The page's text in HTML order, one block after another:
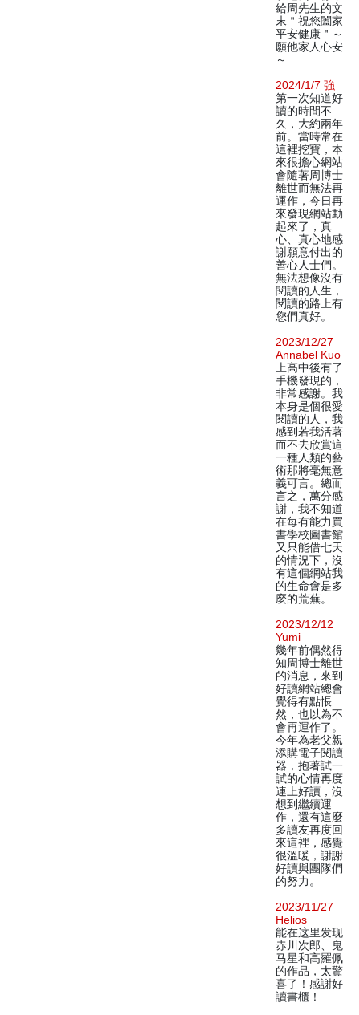
給周先生的文
末＂祝您闔家
平安健康＂～
願他家人心安
～
2024/1/7 強
第一次知道好
讀的時間不
久，大約兩年
前。當時常在
這裡挖寶，本
來很擔心網站
會隨著周博士
離世而無法再
運作，今日再
來發現網站動
起來了，真
心、真心地感
謝願意付出的
善心人士們。
無法想像沒有
閱讀的人生，
閱讀的路上有
您們真好。
2023/12/27
Annabel Kuo
上高中後有了
手機發現的，
非常感謝。我
本身是個很愛
閱讀的人，我
感到若我活著
而不去欣賞這
一種人類的藝
術那將毫無意
義可言。總而
言之，萬分感
謝，我不知道
在每有能力買
書學校圖書館
又只能借七天
的情況下，沒
有這個網站我
的生命會是多
麼的荒蕪。
2023/12/12
Yumi
幾年前偶然得
知周博士離世
的消息，來到
好讀網站總會
覺得有點悵
然，也以為不
會再運作了。
今年為老父親
添購電子閱讀
器，抱著試一
試的心情再度
連上好讀，沒
想到繼續運
作，還有這麼
多讀友再度回
來這裡，感覺
很溫暖，謝謝
好讀與團隊們
的努力。
2023/11/27
Helios
能在这里发现
赤川次郎、鬼
马星和高羅佩
的作品，太驚
喜了！感謝好
讀書櫃！